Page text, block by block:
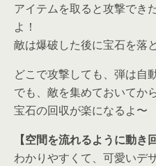
アイテムを取ると攻撃でき
よ！
敵は爆破した後に宝石を落と
どこで攻撃しても、弾は自
でも、敵を集めておいてか
宝石の回収が楽になるよ〜
【空間を流れるように動き
わかりやすくて、可愛いデザ